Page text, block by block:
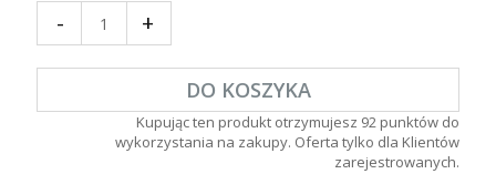
- +
DO KOSZYKA
Kupując ten produkt otrzymujesz 92 punktów do
wykorzystania na zakupy. Oferta tylko dla Klientów
zarejestrowanych.